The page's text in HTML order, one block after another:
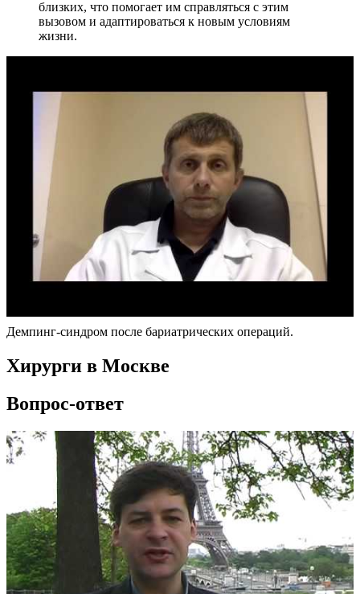
близких, что помогает им справляться с этим
вызовом и адаптироваться к новым условиям
жизни.
Демпинг-синдром после бариатрических операций.
Хирурги в Москве
Вопрос-ответ